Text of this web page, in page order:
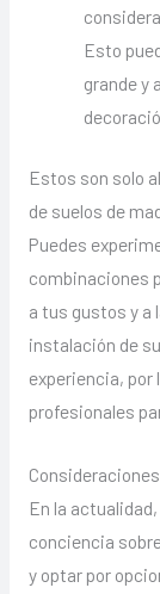
Esto
grande y
Estos son solo
de suelos de
Puedes
combinaciones
a tus gustos y a
instalación de
experiencia, por
profesionales
En la
conciencia
y optar por